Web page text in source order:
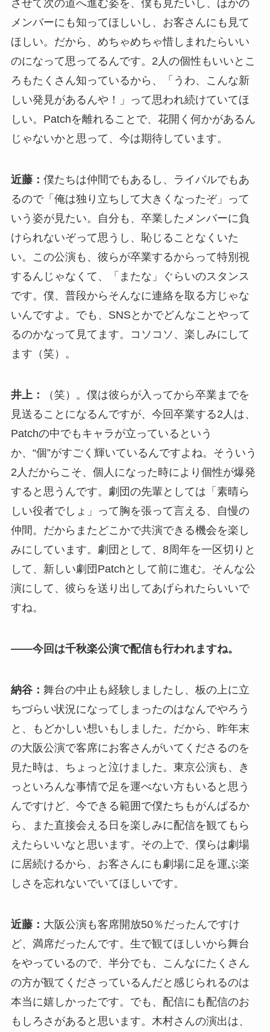
させて次の道へ進む姿を、僕も見たいし、ほかの
メンバーにも知ってほしいし、お客さんにも見て
ほしい。だから、めちゃめちゃ惜しまれたらいい
のになって思ってるんです。2人の個性もいいとこ
ろもたくさん知っているから、「うわ、こんな新
しい発見があるんや！」って思われ続けていてほ
しい。Patchを離れることで、花開く何かがあるん
じゃないかと思って、今は期待しています。
近藤： 僕たちは仲間でもあるし、ライバルでもあ
るので「俺は独り立ちして大きくなったぞ」って
いう姿が見たい。自分も、卒業したメンバーに負
けられないぞって思うし、恥じることなくいた
い。この公演も、彼らが卒業するからって特別視
するんじゃなくて、「またな」ぐらいのスタンス
です。僕、普段からそんなに連絡を取る方じゃな
いんですよ。でも、SNSとかでどんなことやって
るのかなって見てます。コソコソ、楽しみにして
ます（笑）。
井上：
（笑）。僕は彼らが入ってから卒業までを
見送ることになるんですが、今回卒業する2人は、
Patchの中でもキャラが立っているという
か、“個”がすごく輝いているんですよね。そういう
2人だからこそ、個人になった時により個性が爆発
すると思うんです。劇団の先輩としては「素晴ら
しい役者でしょ」って胸を張って言える、自慢の
仲間。だからまたどこかで共演できる機会を楽し
みにしています。劇団として、8周年を一区切りと
して、新しい劇団Patchとして前に進む。そんな公
演にして、彼らを送り出してあげられたらいいで
すね。
――今回は千秋楽公演で配信も行われますね。
納谷： 舞台の中止も経験しましたし、板の上に立
ちづらい状況になってしまったのはなんでやろう
と、もどかしい想いもしました。だから、昨年末
の大阪公演で客席にお客さんがいてくださるのを
見た時は、ちょっと泣けました。東京公演も、き
っといろんな事情で足を運べない方もいると思う
んですけど、今できる範囲で僕たちもがんばるか
ら、また直接会える日を楽しみに配信を観てもら
えたらいいなと思います。その上で、僕らは劇場
に居続けるから、お客さんにも劇場に足を運ぶ楽
しさを忘れないでいてほしいです。
近藤： 大阪公演も客席開放50％だったんですけ
ど、満席だったんです。生で観てほしいから舞台
をやっているので、半分でも、こんなにたくさん
の方が観てくださっているんだと感じられるのは
本当に嬉しかったです。でも、配信にも配信のお
もしろさがあると思います。木村さんの演出は、